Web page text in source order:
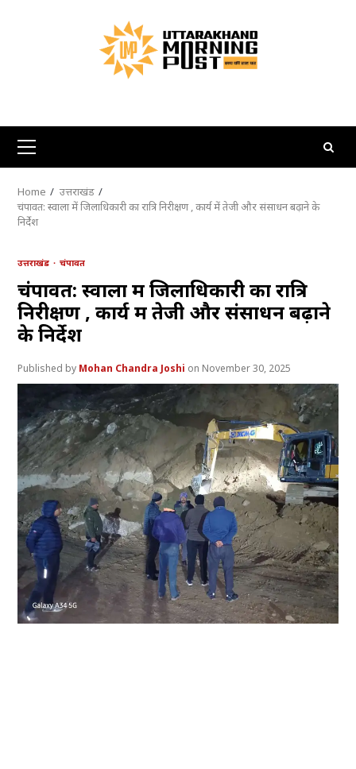
Primary
Menu
Home
उत्तराखंड
चंपावत: स्वाला में जिलाधिकारी का रात्रि निरीक्षण , कार्य में तेजी और संसाधन बढ़ाने के
निर्देश
उत्तराखंड चंपावत
चंपावत: स्वाला में जिलाधिकारी का रात्रि
निरीक्षण , कार्य में तेजी और संसाधन बढ़ाने
के निर्देश
Mohan Chandra Joshi November 30, 2025